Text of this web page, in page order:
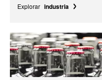
Explorar industria